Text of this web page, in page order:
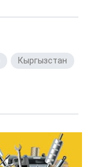
Кыргызстан